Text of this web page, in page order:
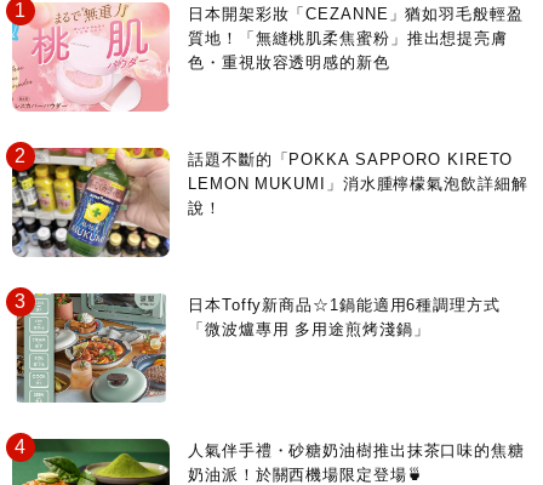
日本開架彩妝「CEZANNE」猶如羽毛般輕盈
質地！「無縫桃肌柔焦蜜粉」推出想提亮膚
色・重視妝容透明感的新色
話題不斷的「POKKA SAPPORO KIRETO
LEMON MUKUMI」消水腫檸檬氣泡飲詳細解
說！
日本Toffy新商品☆1鍋能適用6種調理方式
「微波爐專用 多用途煎烤淺鍋」
人氣伴手禮・砂糖奶油樹推出抹茶口味的焦糖
奶油派！於關西機場限定登場🍵